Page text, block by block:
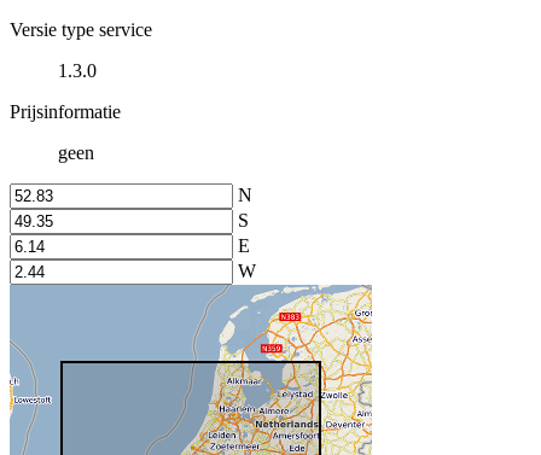
Versie type service
1.3.0
Prijsinformatie
geen
N
S
E
W